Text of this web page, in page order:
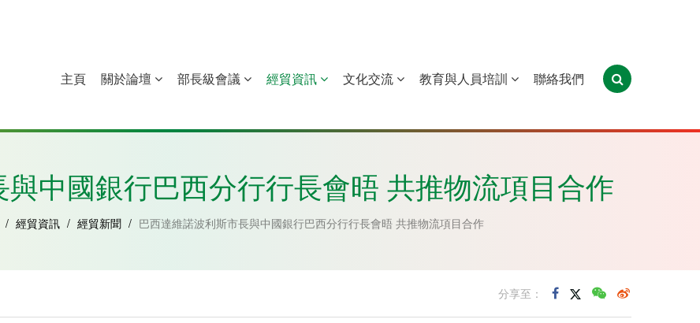
幾內亞比紹 赤道幾內亞 莫桑比克 葡萄牙 聖多美和普林西比 東帝汶
主頁 關於論壇 部長級會議 經貿資訊 文化交流 教育與人員培訓 聯絡我們
中國銀行巴西分行行長會晤 共推物流項目合作
/ 經貿資訊 / 經貿新聞 / 巴西達維諾波利斯市長與中國銀行巴西分行行長會晤 共推物流項目合作
分享至：